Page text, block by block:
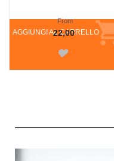
AGGIUNGI AL CARRELLO
From
22,00